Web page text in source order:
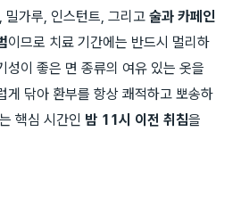
밀가루, 인스턴트, 그리고 술과 카페인
이므로 치료 기간에는 반드시 멀리하
성이 좋은 면 종류의 여유 있는 옷을
게 닦아 환부를 항상 쾌적하고 뽀송하
핵심 시간인 밤 11시 이전 취침을